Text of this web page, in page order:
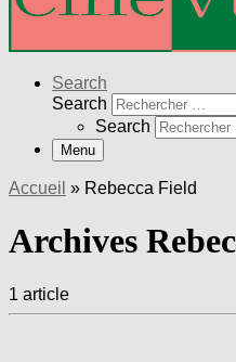
Search
Search
Search
Menu
Accueil » Rebecca Field
Archives
1 article